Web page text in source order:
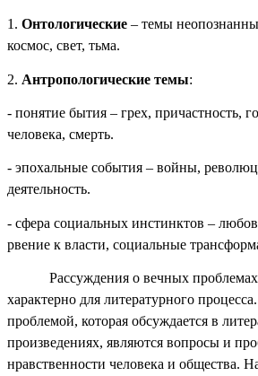
1. Онтологические – темы
космос, свет, тьма.
2. Антропологические темы:
- понятие бытия – грех, причастность,
человека, смерть.
- эпохальные события – войны,
деятельность.
- сфера социальных инстинктов –
рвение к власти, социальные
Рассуждения о вечных
характерно для литературного
проблемой, которая обсуждается в
произведениях, являются вопросы и
нравственности человека и общества.